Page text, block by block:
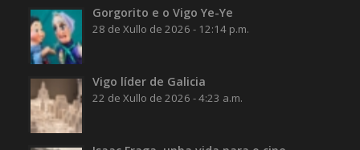
Gorgorito e o Vigo Ye-Ye
28 de Xullo de 2026 - 12:14 p.m.
Vigo líder de Galicia
22 de Xullo de 2026 - 4:23 a.m.